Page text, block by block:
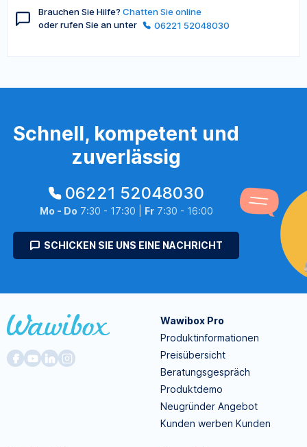
Brauchen Sie Hilfe? Chatten Sie online
oder rufen Sie an unter
06221 52048030
Schnell, kompetent und
zuverlässig
06221 52048030
Mo - Do 7:30 - 17:30 | Fr7:30 - 16:00
SCHICKEN SIE UNS EINE NACHRICHT
Wawibox Pro
Produktinformationen
Preisübersicht
Beratungsgespräch
Produktdemo
Neugründer Angebot
Kunden werben Kunden